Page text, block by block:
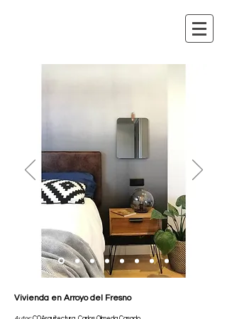
Vivienda en Arroyo del Fresno